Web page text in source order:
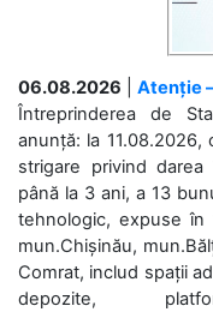
06.08.2026
Atenție
Întreprinderea de
anunță: la
strigare privind
până la 3 ani, a 13
tehnologic, expuse în
mun.Chișinău,
Comrat, includ spații
depozite,